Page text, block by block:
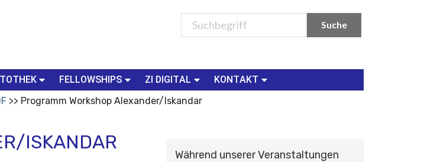
FELLOWSHIPS ZI DIGITAL
KONTAKT
Programm Workshop Alexander/Iskandar
ISKANDAR
Während unserer Veranstaltungen